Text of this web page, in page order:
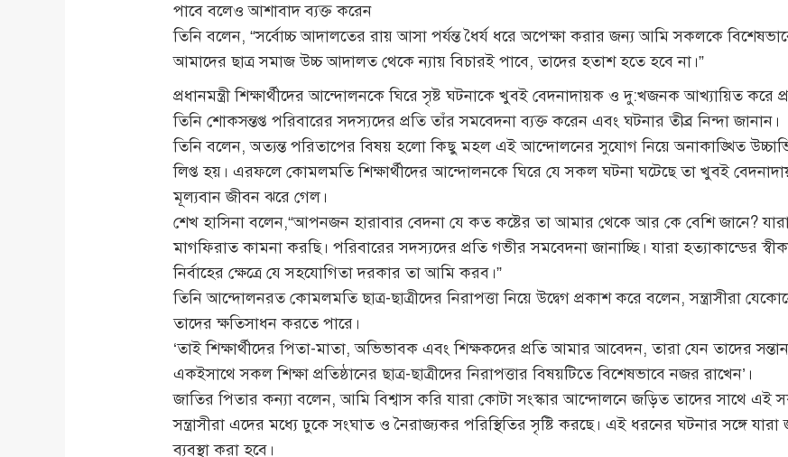
পাবে বলেও আশাবাদ ব্যক্ত করেন
তিনি বলেন, “সর্বোচ্চ আদালতের রায় আসা পর্যন্ত ধৈর্য ধরে অপেক্ষা করার জন্য আমি সকলকে
আমাদের ছাত্র সমাজ উচ্চ আদালত থেকে ন্যায় বিচারই পাবে, তাদের হতাশ হতে হবে না।”
প্রধানমন্ত্রী শিক্ষার্থীদের আন্দোলনকে ঘিরে সৃষ্ট ঘটনাকে খুবই বেদনাদায়ক ও দু:খজনক আখ্যায়িত করে
তিনি শোকসন্তপ্ত পরিবারের সদস্যদের প্রতি তাঁর সমবেদনা ব্যক্ত করেন এবং ঘটনার তীব্র নিন্দা জানান।
তিনি বলেন, অত্যন্ত পরিতাপের বিষয় হলো কিছু মহল এই আন্দোলনের সুযোগ নিয়ে অনাকাঙ্খিত
লিপ্ত হয়। এরফলে কোমলমতি শিক্ষার্থীদের আন্দোলনকে ঘিরে যে সকল ঘটনা ঘটেছে তা খুবই
মূল্যবান জীবন ঝরে গেল।
শেখ হাসিনা বলেন,“আপনজন হারাবার বেদনা যে কত কষ্টের তা আমার থেকে আর কে বেশি জানে?
মাগফিরাত কামনা করছি। পরিবারের সদস্যদের প্রতি গভীর সমবেদনা জানাচ্ছি। যারা হত্যাকান্ডের
নির্বাহের ক্ষেত্রে যে সহযোগিতা দরকার তা আমি করব।”
তিনি আন্দোলনরত কোমলমতি ছাত্র-ছাত্রীদের নিরাপত্তা নিয়ে উদ্বেগ প্রকাশ করে বলেন, সন্ত্রাসীরা
তাদের ক্ষতিসাধন করতে পারে।
‘তাই শিক্ষার্থীদের পিতা-মাতা, অভিভাবক এবং শিক্ষকদের প্রতি আমার আবেদন, তারা যেন তাদের
একইসাথে সকল শিক্ষা প্রতিষ্ঠানের ছাত্র-ছাত্রীদের নিরাপত্তার বিষয়টিতে বিশেষভাবে নজর রাখেন’।
জাতির পিতার কন্যা বলেন, আমি বিশ্বাস করি যারা কোটা সংস্কার আন্দোলনে জড়িত তাদের সাথে এই
সন্ত্রাসীরা এদের মধ্যে ঢুকে সংঘাত ও নৈরাজ্যকর পরিস্থিতির সৃষ্টি করছে। এই ধরনের ঘটনার সঙ্গে
ব্যবস্থা করা হবে।